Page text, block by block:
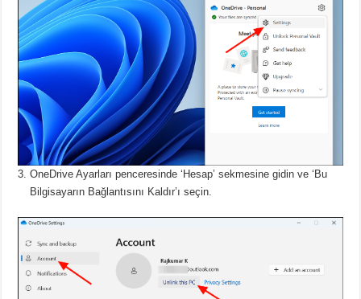
OneDrive Ayarları penceresinde ‘Hesap’ sekmesine gidin ve ‘Bu
Bilgisayarın Bağlantısını Kaldır’ı seçin.